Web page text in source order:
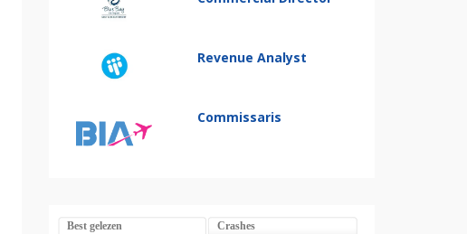
Revenue Analyst
Commissaris
Best gelezen Crashes